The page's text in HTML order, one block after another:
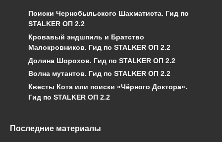
Поиски Чернобыльского Шахматиста. Гид по
STALKER ОП 2.2
Кровавый эндшпиль и Братство
Малокровников. Гид по STALKER ОП 2.2
Долина Шорохов. Гид по STALKER ОП 2.2
Волна мутантов. Гид по STALKER ОП 2.2
Квесты Кота или поиски «Чёрного Доктора».
Гид по STALKER ОП 2.2
Последние материалы